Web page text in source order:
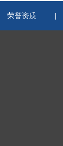
荣誉资质 |